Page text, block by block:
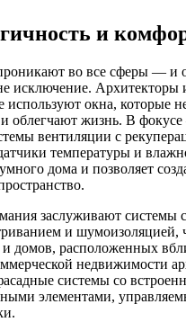
и
во все сферы — и
исключение. Архитекторы
используют окна, которые
и облегчают жизнь. В
вентиляции с
температуры и
дома и позволяет
заслуживают системы с
и шумоизоляцией,
и домов, расположенных
недвижимости
системы со
элементами,